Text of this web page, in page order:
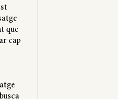
que
cap